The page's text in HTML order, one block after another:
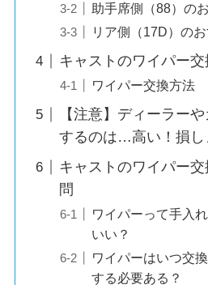
助手席側（88）の
リア側（17D）の
キャストのワイパー
ワイパー交換方法
【注意】ディーラー
するのは…高い！損し
キャストのワイパー
問
ワイパーって手入
いい？
ワイパーはいつ交
する必要ある？